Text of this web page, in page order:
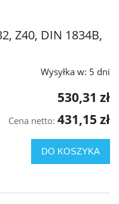
Z40, DIN 1834B,
Wysyłka w: 5 dni
530,31 zł
Cena netto: 431,15 zł
DO KOSZYKA